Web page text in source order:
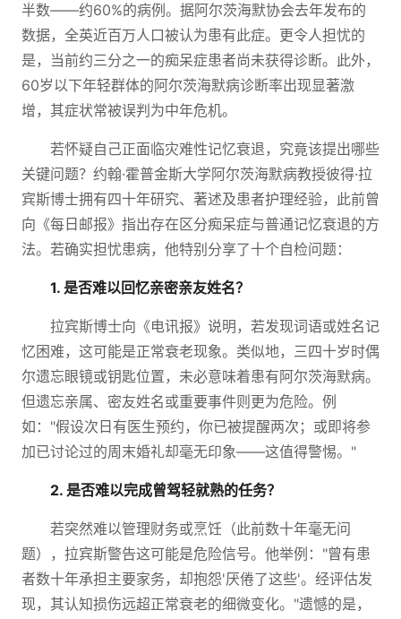
半数——约60%的病例。据阿尔茨海默协会去年发布的
数据，全英近百万人口被认为患有此症。更令人担忧的
是，当前约三分之一的痴呆症患者尚未获得诊断。此外，
60岁以下年轻群体的阿尔茨海默病诊断率出现显著激
增，其症状常被误判为中年危机。
若怀疑自己正面临灾难性记忆衰退，究竟该提出哪些
关键问题？约翰·霍普金斯大学阿尔茨海默病教授彼得·拉
宾斯博士拥有四十年研究、著述及患者护理经验，此前曾
向《每日邮报》指出存在区分痴呆症与普通记忆衰退的方
法。若确实担忧患病，他特别分享了十个自检问题：
1. 是否难以回忆亲密亲友姓名？
拉宾斯博士向《电讯报》说明，若发现词语或姓名记
忆困难，这可能是正常衰老现象。类似地，三四十岁时偶
尔遗忘眼镜或钥匙位置，未必意味着患有阿尔茨海默病。
但遗忘亲属、密友姓名或重要事件则更为危险。例
如："假设次日有医生预约，你已被提醒两次；或即将参
加已讨论过的周末婚礼却毫无印象——这值得警惕。"
2. 是否难以完成曾驾轻就熟的任务？
若突然难以管理财务或烹饪（此前数十年毫无问
题），拉宾斯警告这可能是危险信号。他举例："曾有患
者数十年承担主要家务，却抱怨'厌倦了这些'。经评估发
现，其认知损伤远超正常衰老的细微变化。"遗憾的是，